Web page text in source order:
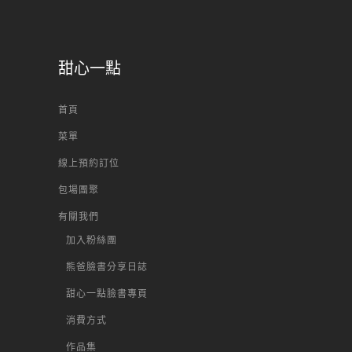
甜心一點
首頁
菜單
線上預約訂位
包場團聚
有關我們
加入粉絲團
熊爸臉書分享日誌
甜心一點臉書專頁
消費方式
作品集